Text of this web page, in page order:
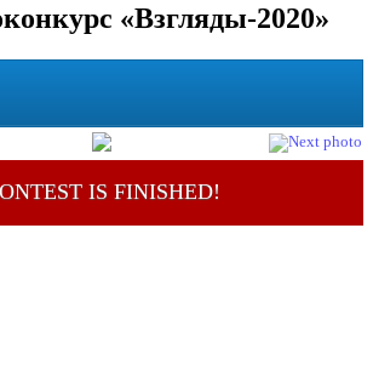
«Взгляды-2020»
IS FINISHED!